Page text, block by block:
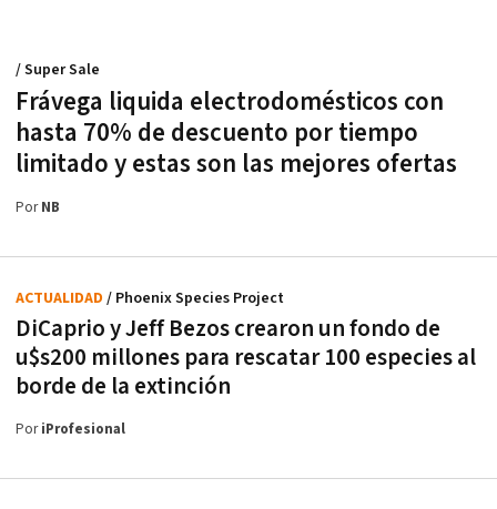
Frávega liquida electrodomésticos con
hasta 70% de descuento por tiempo
limitado y estas son las mejores ofertas
/ Super Sale
PorNB
DiCaprio y Jeff Bezos crearon un fondo de
u$s200 millones para rescatar 100 especies al
borde de la extinción
ACTUALIDAD / Phoenix Species Project
PoriProfesional